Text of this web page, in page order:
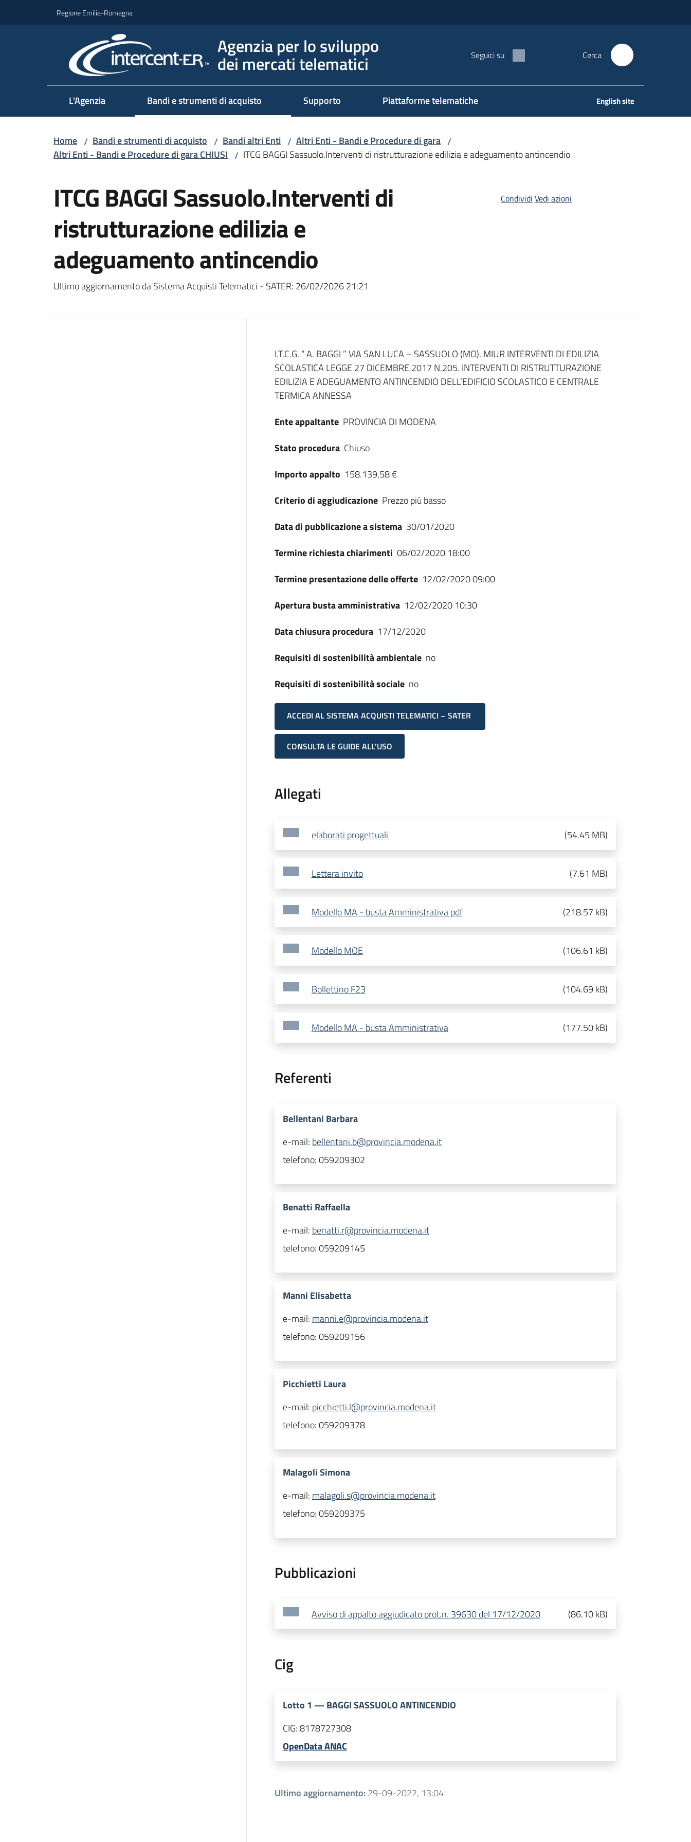
Regione Emilia-Romagna
Agenzia per lo sviluppo
dei mercati telematici Seguici su Cerca
L'Agenzia Bandi e strumenti di acquisto Supporto Piattaforme telematiche English site
Home / Bandi e strumenti di acquisto / Bandi altri Enti / Altri Enti - Bandi e Procedure di gara /
Altri Enti - Bandi e Procedure di gara CHIUSI / ITCG BAGGI Sassuolo.Interventi di ristrutturazione edilizia e adeguamento antincendio
ITCG BAGGI Sassuolo.Interventi di
ristrutturazione edilizia e
adeguamento antincendio
Ultimo aggiornamento da Sistema Acquisti Telematici - SATER: 26/02/2026 21:21
Condividi Vedi azioni
Dati del bando
I.T.C.G. “ A. BAGGI ” VIA SAN LUCA – SASSUOLO (MO). MIUR INTERVENTI DI EDILIZIA
SCOLASTICA LEGGE 27 DICEMBRE 2017 N.205. INTERVENTI DI RISTRUTTURAZIONE
EDILIZIA E ADEGUAMENTO ANTINCENDIO DELL’EDIFICIO SCOLASTICO E CENTRALE
TERMICA ANNESSA
Ente appaltante PROVINCIA DI MODENA
Stato procedura Chiuso
Importo appalto 158.139,58 €
Criterio di aggiudicazione Prezzo più basso
Data di pubblicazione a sistema 30/01/2020
Termine richiesta chiarimenti 06/02/2020 18:00
Termine presentazione delle offerte 12/02/2020 09:00
Apertura busta amministrativa 12/02/2020 10:30
Data chiusura procedura 17/12/2020
Requisiti di sostenibilità ambientale no
Requisiti di sostenibilità sociale no
ACCEDI AL SISTEMA ACQUISTI TELEMATICI – SATER
CONSULTA LE GUIDE ALL'USO
Allegati
elaborati progettuali (54.45 MB)
Lettera invito (7.61 MB)
Modello MA - busta Amministrativa pdf (218.57 kB)
Modello MOE (106.61 kB)
Bollettino F23 (104.69 kB)
Modello MA - busta Amministrativa (177.50 kB)
Referenti
Bellentani Barbara
e-mail: bellentani.b@provincia.modena.it
telefono:059209302
Benatti Raffaella
e-mail: benatti.r@provincia.modena.it
telefono:059209145
Manni Elisabetta
e-mail: manni.e@provincia.modena.it
telefono:059209156
Picchietti Laura
e-mail: picchietti.l@provincia.modena.it
telefono:059209378
Malagoli Simona
e-mail: malagoli.s@provincia.modena.it
telefono:059209375
Pubblicazioni
Avviso di appalto aggiudicato prot.n. 39630 del 17/12/2020 (86.10 kB)
Cig
Lotto 1 — BAGGI SASSUOLO ANTINCENDIO
CIG:8178727308
OpenData ANAC
Ultimo aggiornamento:29-09-2022, 13:04